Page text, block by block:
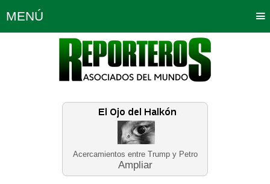
Acercamientos entre Trump y Petro
Ampliar
MENÚ
Política Opinión Bogotá
Planeta Tierra Deportes
Educación Neira